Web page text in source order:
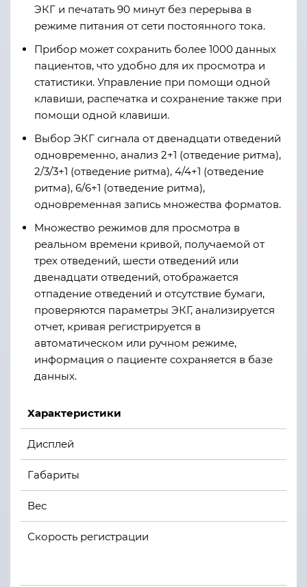
ЭКГ и печатать 90 минут без перерыва в
режиме питания от сети постоянного тока.
Прибор может сохранить более 1000 данных
пациентов, что удобно для их просмотра и
статистики. Управление при помощи одной
клавиши, распечатка и сохранение также при
помощи одной клавиши.
Выбор ЭКГ сигнала от двенадцати отведений
одновременно, анализ 2+1 (отведение ритма),
2/3/3+1 (отведение ритма), 4/4+1 (отведение
ритма), 6/6+1 (отведение ритма),
одновременная запись множества форматов.
Множество режимов для просмотра в
реальном времени кривой, получаемой от
трех отведений, шести отведений или
двенадцати отведений, отображается
отпадение отведений и отсутствие бумаги,
проверяются параметры ЭКГ, анализируется
отчет, кривая регистрируется в
автоматическом или ручном режиме,
информация о пациенте сохраняется в базе
данных.
Характеристики
Дисплей
Габариты
Вес
Скорость регистрации